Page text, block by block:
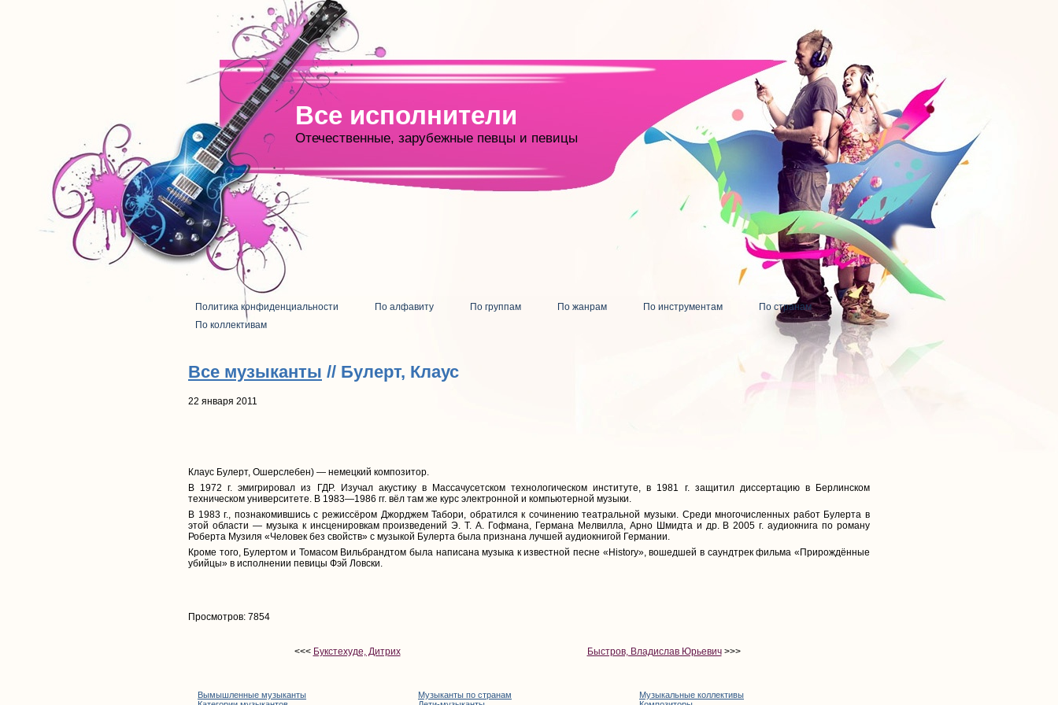
Все исполнители
Отечественные, зарубежные певцы и певицы
Политика конфиденциальности По алфавиту По группам По жанрам По инструментам
По странам
По коллективам
Все музыканты // Булерт, Клаус
22 января 2011
Клаус Булерт, Ошерслебен) — немецкий композитор.
В 1972 г. эмигрировал из ГДР. Изучал акустику в Массачусетском технологическом институте, в 1981 г. защитил диссертацию в Берлинском
техническом университете. В 1983—1986 гг. вёл там же курс электронной и компьютерной музыки.
В 1983 г., познакомившись с режиссёром Джорджем Табори, обратился к сочинению театральной музыки. Среди многочисленных работ Булерта в
этой области — музыка к инсценировкам произведений Э. Т. А. Гофмана, Германа Мелвилла, Арно Шмидта и др. В 2005 г. аудиокнига по роману
Роберта Музиля «Человек без свойств» с музыкой Булерта была признана лучшей аудиокнигой Германии.
Кроме того, Булертом и Томасом Вильбрандтом была написана музыка к известной песне «History», вошедшей в саундтрек фильма «Прирождённые
убийцы» в исполнении певицы Фэй Ловски.
Просмотров: 7854
<<< Букстехуде, Дитрих Быстров, Владислав Юрьевич>>>
Вымышленные музыканты
Музыканты по странам
Музыкальные коллективы